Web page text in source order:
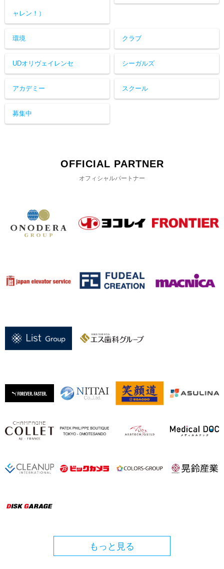
ャレン！）
環境 クラブ
UDオリヴェイレンセ シーガルズ
アカデミー スクール
募集中
OFFICIAL PARTNER
オフィシャルパートナー
もっと見る